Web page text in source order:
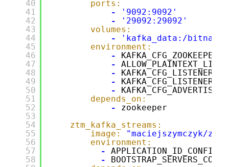
40
41
42
43
44
45
46
47
48
49
50
51
52
53
54
55
56
57
58
ports:
-
'9092:9092'
-
'29092:29092'
volumes:
-
'kafka_data:/bitnami'
environment:
-
-
-
-
-
depends_on:
-
zookeeper
ztm_kafka_streams:
image:
"maciejszymczyk/
environment:
-
-